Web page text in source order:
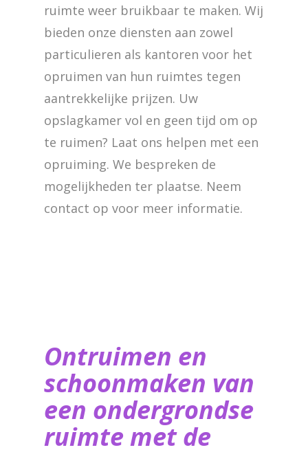
ruimte weer bruikbaar te maken. Wij
bieden onze diensten aan zowel
particulieren als kantoren voor het
opruimen van hun ruimtes tegen
aantrekkelijke prijzen. Uw
opslagkamer vol en geen tijd om op
te ruimen? Laat ons helpen met een
opruiming. We bespreken de
mogelijkheden ter plaatse. Neem
contact op voor meer informatie.
Ontruimen en
schoonmaken van
een ondergrondse
ruimte met de